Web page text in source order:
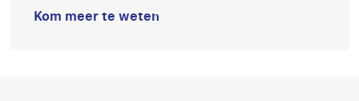
Kom meer te weten